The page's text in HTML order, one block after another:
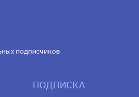
подписчиков
ПОДПИСКА